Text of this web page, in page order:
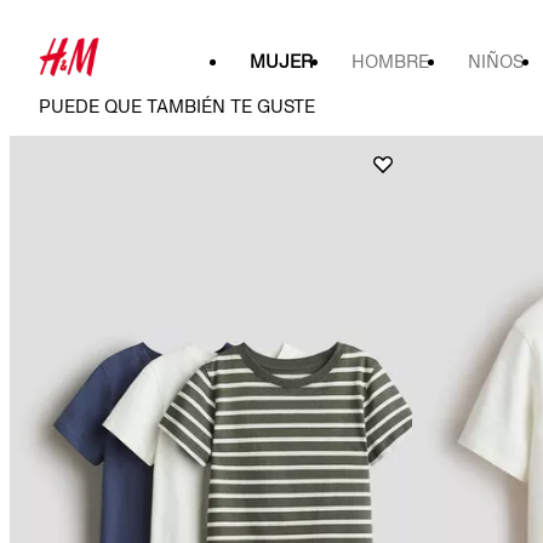
MUJER HOMBRE NIÑOS
PUEDE QUE TAMBIÉN TE GUSTE